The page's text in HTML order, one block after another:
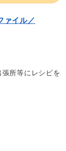
ァイル／
所等にレシピを